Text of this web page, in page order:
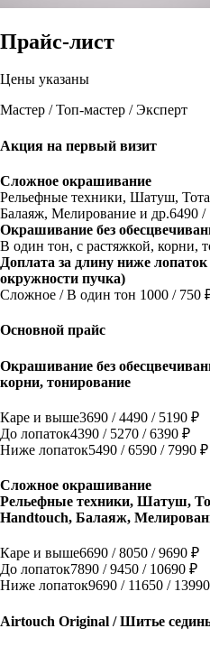
Прайс-лист
Цены указаны
Мастер / Топ-мастер / Эксперт
Акция на первый визит
Cложное окрашивание
Рельефные техники, Шатуш,
Балаяж, Мелирование и др.6490 /
Окрашивание без
В один тон, с растяжкой, корни,
Доплата за длину ниже
окружности пучка)
Сложное / В один тон 1000 / 750
Основной прайс
Окрашивание без
корни, тонирование
Каре и выше3690 / 4490 / 5190 ₽
До лопаток4390 / 5270 / 6390 ₽
Ниже лопаток5490 / 6590 / 7990 ₽
Сложное окрашивание
Рельефные техники, Шатуш,
Handtouch, Балаяж,
Каре и выше6690 / 8050 / 9690 ₽
До лопаток7890 / 9450 / 10690 ₽
Ниже лопаток9690 / 11650 /
Airtouch Original / Шитье